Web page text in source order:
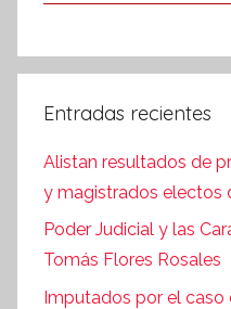
Entradas recientes
Alistan resultados de
y magistrados electos
Poder Judicial y las
Tomás Flores Rosales
Imputados por el caso